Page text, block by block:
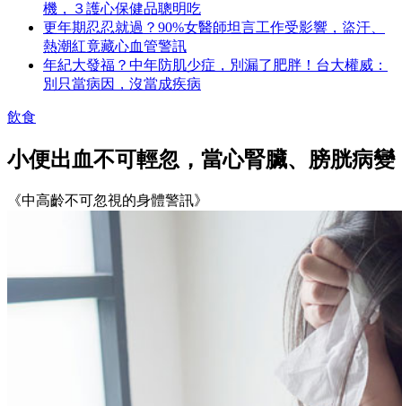
機，３護心保健品聰明吃
更年期忍忍就過？90%女醫師坦言工作受影響，盜汗、
熱潮紅竟藏心血管警訊
年紀大發福？中年防肌少症，別漏了肥胖！台大權威：
別只當病因，沒當成疾病
飲食
小便出血不可輕忽，當心腎臟、膀胱病變
《中高齡不可忽視的身體警訊》